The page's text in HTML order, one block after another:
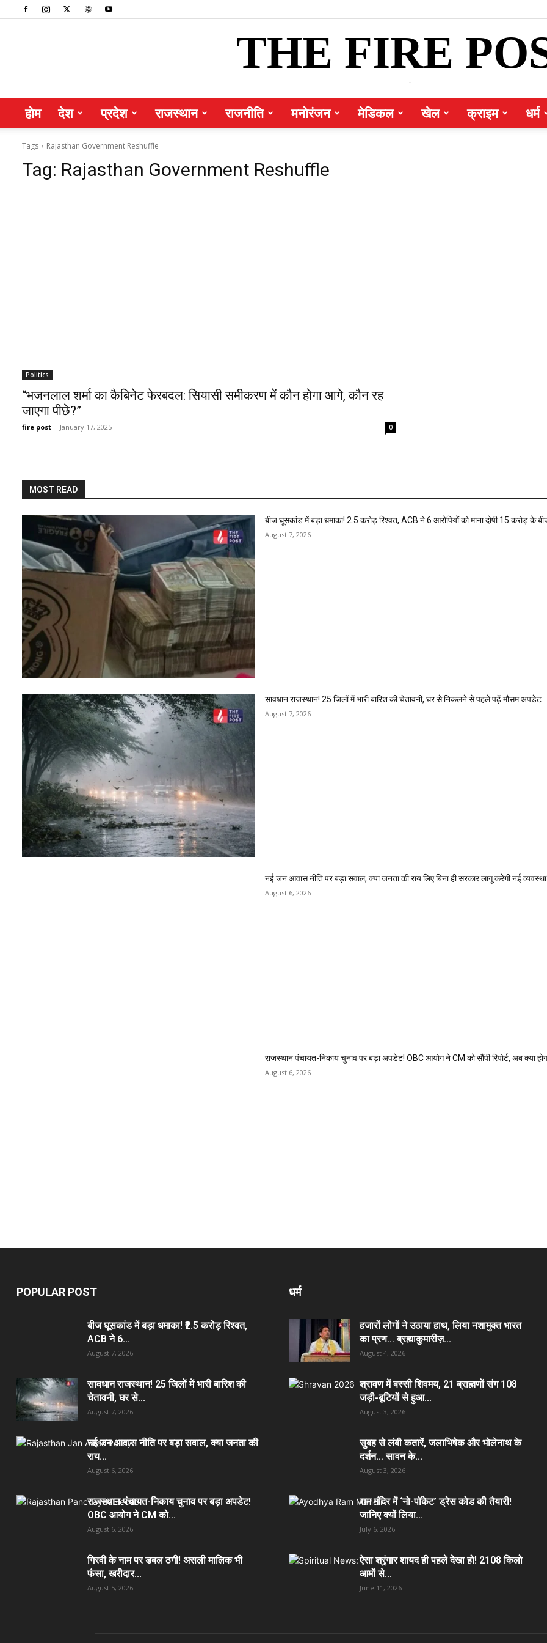
THE FIRE
होम देश प्रदेश राजस्थान राजनीति मनोरंजन मेडिकल खेल क्राइम धर्म
Tags Rajasthan Government Reshuffle
Tag: Rajasthan Government Reshuffle
Politics
“भजनलाल शर्मा का कैबिनेट फेरबदल: सियासी समीकरण में कौन होगा आगे, कौन रह
जाएगा पीछे?”
fire post - January 17, 2025 0
MOST READ
बीज घूसकांड में बड़ा धमाका! ₹2.5 करोड़ रिश्वत, ACB ने 6 आरोपियों को माना दोषी 15 करोड़ के
August 7, 2026
सावधान राजस्थान! 25 जिलों में भारी बारिश की चेतावनी, घर से निकलने से पहले पढ़ें मौसम अपडेट
August 7, 2026
नई जन आवास नीति पर बड़ा सवाल, क्या जनता की राय लिए बिना ही सरकार लागू करेगी नई
August 6, 2026
राजस्थान पंचायत-निकाय चुनाव पर बड़ा अपडेट! OBC आयोग ने CM को सौंपी रिपोर्ट, अब क्या
August 6, 2026
POPULAR POST
बीज घूसकांड में बड़ा धमाका! ₹2.5 करोड़ रिश्वत,
ACB ने 6...
August 7, 2026
सावधान राजस्थान! 25 जिलों में भारी बारिश की
चेतावनी, घर से...
August 7, 2026
नई जन आवास नीति पर बड़ा सवाल, क्या जनता की
राय...
August 6, 2026
राजस्थान पंचायत-निकाय चुनाव पर बड़ा अपडेट!
OBC आयोग ने CM को...
August 6, 2026
गिरवी के नाम पर डबल ठगी! असली मालिक भी
फंसा, खरीदार...
August 5, 2026
धर्म
हजारों लोगों ने उठाया हाथ, लिया नशामुक्त भारत
का प्रण… ब्रह्माकुमारीज़...
August 4, 2026
श्रावण में बस्सी शिवमय, 21 ब्राह्मणों संग 108
जड़ी-बूटियों से हुआ...
August 3, 2026
सुबह से लंबी कतारें, जलाभिषेक और भोलेनाथ के
दर्शन… सावन के...
August 3, 2026
राम मंदिर में ‘नो-पॉकेट’ ड्रेस कोड की तैयारी!
जानिए क्यों लिया...
July 6, 2026
ऐसा श्रृंगार शायद ही पहले देखा हो! 2108 किलो
आमों से...
June 11, 2026